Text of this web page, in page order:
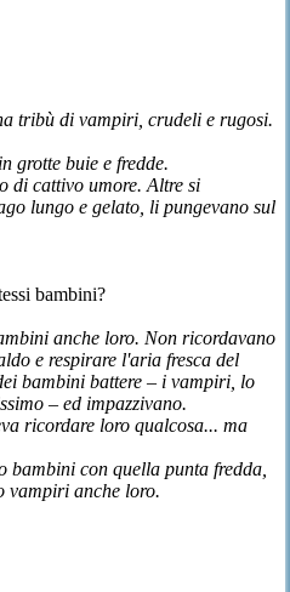
tribù di vampiri, crudeli e rugosi.
grotte buie e fredde.
di cattivo umore. Altre si
lungo e gelato, li pungevano sul
bambini?
anche loro. Non ricordavano
e respirare l'aria fresca del
bambini battere – i vampiri, lo
– ed impazzivano.
ricordare loro qualcosa... ma
bambini con quella punta fredda,
vampiri anche loro.